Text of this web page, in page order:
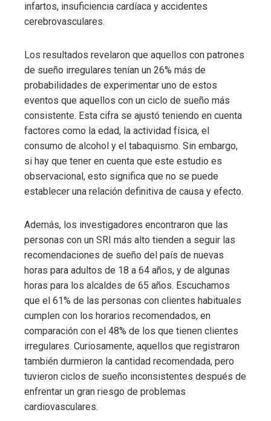
infartos, insuficiencia cardíaca y accidentes
cerebrovasculares.
Los resultados revelaron que aquellos con patrones
de sueño irregulares tenían un 26% más de
probabilidades de experimentar uno de estos
eventos que aquellos con un ciclo de sueño más
consistente. Esta cifra se ajustó teniendo en cuenta
factores como la edad, la actividad física, el
consumo de alcohol y el tabaquismo. Sin embargo,
si hay que tener en cuenta que este estudio es
observacional, esto significa que no se puede
establecer una relación definitiva de causa y efecto.
Además, los investigadores encontraron que las
personas con un SRI más alto tienden a seguir las
recomendaciones de sueño del país de nuevas
horas para adultos de 18 a 64 años, y de algunas
horas para los alcaldes de 65 años. Escuchamos
que el 61% de las personas con clientes habituales
cumplen con los horarios recomendados, en
comparación con el 48% de los que tienen clientes
irregulares. Curiosamente, aquellos que registraron
también durmieron la cantidad recomendada, pero
tuvieron ciclos de sueño inconsistentes después de
enfrentar un gran riesgo de problemas
cardiovasculares.